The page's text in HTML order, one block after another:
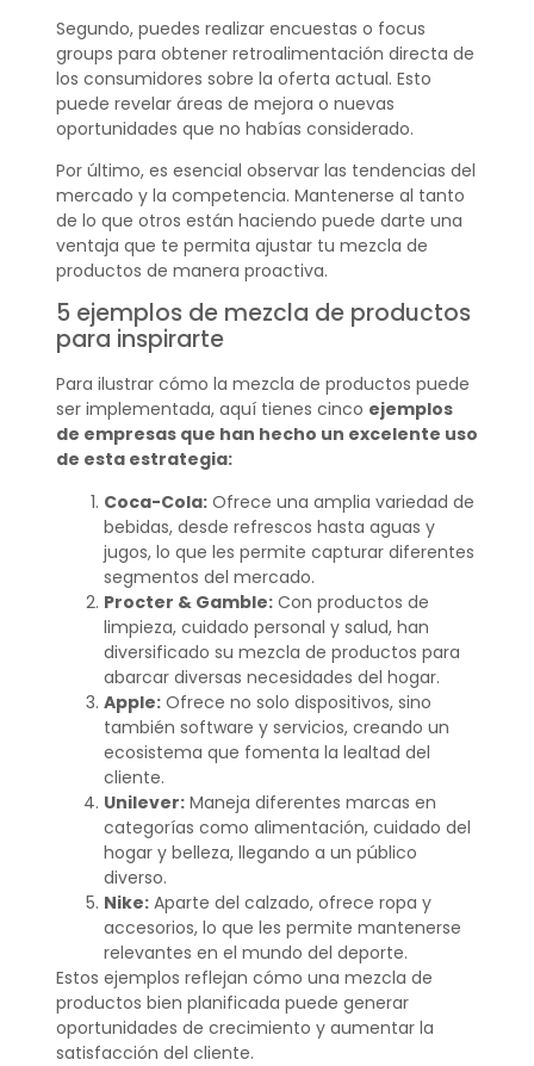
Segundo, puedes realizar encuestas o focus
groups para obtener retroalimentación directa de
los consumidores sobre la oferta actual. Esto
puede revelar áreas de mejora o nuevas
oportunidades que no habías considerado.
Por último, es esencial observar las tendencias del
mercado y la competencia. Mantenerse al tanto
de lo que otros están haciendo puede darte una
ventaja que te permita ajustar tu mezcla de
productos de manera proactiva.
5 ejemplos de mezcla de productos
para inspirarte
Para ilustrar cómo la mezcla de productos puede
ser implementada, aquí tienes cinco ejemplos
de empresas que han hecho un excelente uso
de esta estrategia:
Coca-Cola:Ofrece una amplia variedad de
bebidas, desde refrescos hasta aguas y
jugos, lo que les permite capturar diferentes
segmentos del mercado.
Procter & Gamble:Con productos de
limpieza, cuidado personal y salud, han
diversificado su mezcla de productos para
abarcar diversas necesidades del hogar.
Apple:Ofrece no solo dispositivos, sino
también software y servicios, creando un
ecosistema que fomenta la lealtad del
cliente.
Unilever:Maneja diferentes marcas en
categorías como alimentación, cuidado del
hogar y belleza, llegando a un público
diverso.
Nike:Aparte del calzado, ofrece ropa y
accesorios, lo que les permite mantenerse
relevantes en el mundo del deporte.
Estos ejemplos reflejan cómo una mezcla de
productos bien planificada puede generar
oportunidades de crecimiento y aumentar la
satisfacción del cliente.